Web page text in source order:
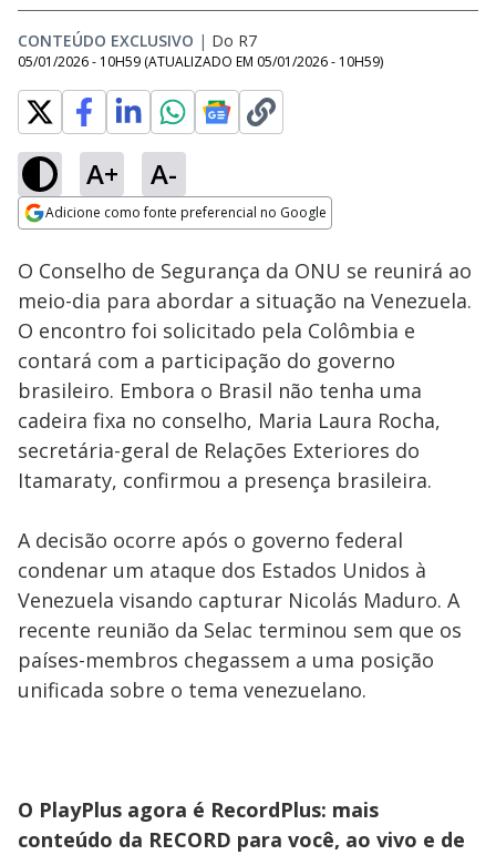
CONTEÚDO EXCLUSIVO | Do R7
05/01/2026 - 10H59 (ATUALIZADO EM 05/01/2026 - 10H59)
A+ A-
Adicione como fonte preferencial no Google
Ativar
100.00%
O Conselho de Segurança da ONU se reunirá ao
meio-dia para abordar a situação na Venezuela.
O encontro foi solicitado pela Colômbia e
contará com a participação do governo
brasileiro. Embora o Brasil não tenha uma
cadeira fixa no conselho, Maria Laura Rocha,
secretária-geral de Relações Exteriores do
Itamaraty, confirmou a presença brasileira.
A decisão ocorre após o governo federal
condenar um ataque dos Estados Unidos à
Venezuela visando capturar Nicolás Maduro. A
recente reunião da Selac terminou sem que os
países-membros chegassem a uma posição
unificada sobre o tema venezuelano.
O PlayPlus agora é RecordPlus: mais
conteúdo da RECORD para você, ao vivo e de